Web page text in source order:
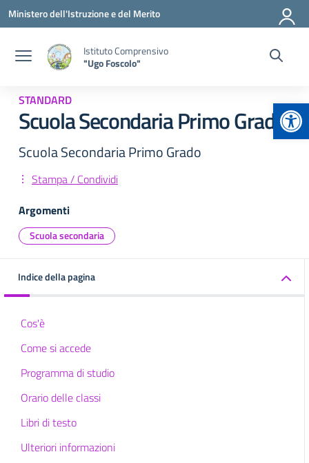
Vai ai contenuti
Vai al menu di navigazione
Vai al footer
Ministero dell'Istruzione e del Merito
Istituto Comprensivo
"Ugo Foscolo"
STANDARD
Scuola Secondaria Primo Grado
Scuola Secondaria Primo Grado
Stampa / Condividi
Argomenti
Scuola secondaria
Indice della pagina
Cos'è
Come si accede
Programma di studio
Orario delle classi
Libri di testo
Ulteriori informazioni